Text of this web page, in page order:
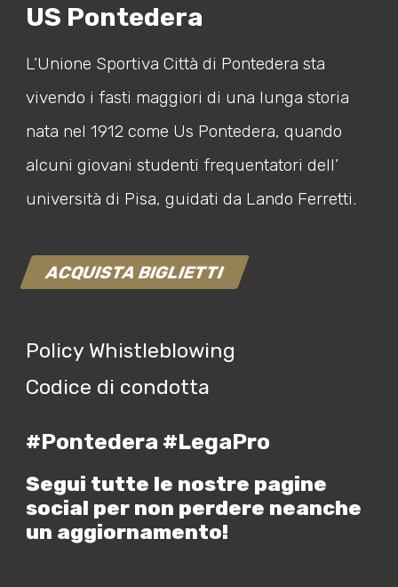
US Pontedera
L’Unione Sportiva Città di Pontedera sta
vivendo i fasti maggiori di una lunga storia
nata nel 1912 come Us Pontedera, quando
alcuni giovani studenti frequentatori dell’
università di Pisa, guidati da Lando Ferretti.
ACQUISTA BIGLIETTI
Policy Whistleblowing
Codice di condotta
#Pontedera #LegaPro
Segui tutte le nostre pagine
social per non perdere neanche
un aggiornamento!